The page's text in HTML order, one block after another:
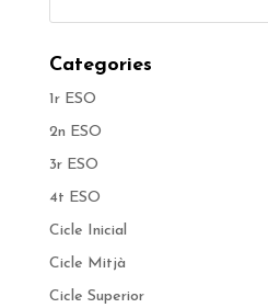
Categories
1r ESO
2n ESO
3r ESO
4t ESO
Cicle Inicial
Cicle Mitjà
Cicle Superior